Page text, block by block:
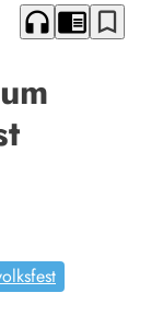
headphones chrome_reader_mode bookmark_border